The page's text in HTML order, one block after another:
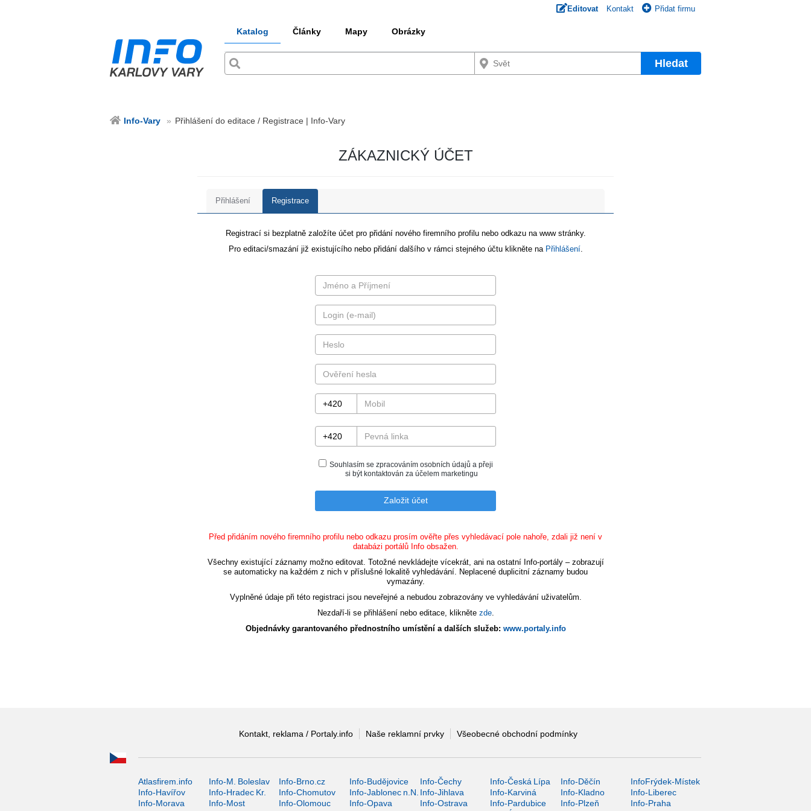
Editovat Kontakt Přidat firmu
Katalog Články Mapy Obrázky
Hledat
Info-Vary Přihlášení do editace / Registrace | Info-Vary
ZÁKAZNICKÝ ÚČET
Přihlášení Registrace
Registrací si bezplatně založíte účet pro přidání nového firemního profilu nebo odkazu na www stránky.
Pro editaci/smazání již existujícího nebo přidání dalšího v rámci stejného účtu klikněte na Přihlášení.
Souhlasím se zpracováním osobních údajů a přeji
si být kontaktován za účelem marketingu
Před přidáním nového firemního profilu nebo odkazu prosím ověřte přes vyhledávací pole nahoře, zdali již není v
databázi portálů Info obsažen.
Všechny existující záznamy možno editovat. Totožné nevkládejte vícekrát, ani na ostatní Info-portály – zobrazují
se automaticky na každém z nich v příslušné lokalitě vyhledávání. Neplacené duplicitní záznamy budou
vymazány.
Vyplněné údaje při této registraci jsou neveřejné a nebudou zobrazovány ve vyhledávání uživatelům.
Nezdaří-li se přihlášení nebo editace, klikněte zde.
Objednávky garantovaného přednostního umístění a dalších služeb: www.portaly.info
Kontakt, reklama / Portaly.info Naše reklamní prvky Všeobecné obchodní podmínky
Atlasfirem.info Info-M. Boleslav Info-Brno.cz Info-Budějovice Info-Čechy Info-Česká Lípa Info-Děčín
InfoFrýdek-Místek
Info-Havířov
Info-Hradec Kr. Info-Chomutov Info-Jablonec n.N. Info-Jihlava Info-Karviná Info-Kladno
Info-Liberec
Info-Morava
Info-Most Info-Olomouc Info-Opava Info-Ostrava Info-Pardubice Info-Plzeň
Info-Praha